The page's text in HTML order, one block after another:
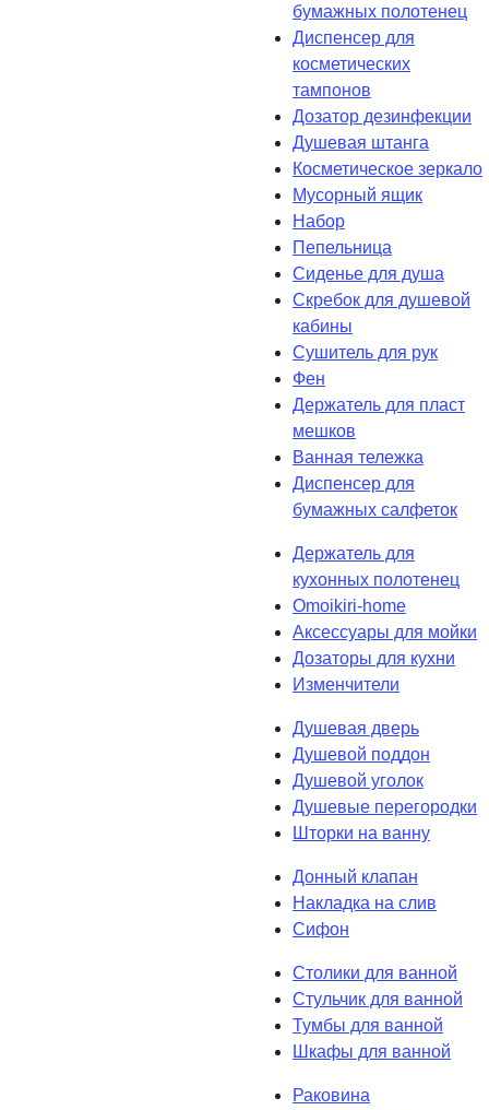
бумажных полотенец
Диспенсер для
косметических
тампонов
Дозатор дезинфекции
Душевая штанга
Косметическое зеркало
Мусорный ящик
Набор
Пепельница
Сиденье для душа
Скребок для душевой
кабины
Сушитель для рук
Фен
Держатель для пласт
мешков
Ванная тележка
Диспенсер для
бумажных салфеток
Держатель для
кухонных полотенец
Omoikiri-home
Аксессуары для мойки
Дозаторы для кухни
Изменчители
Душевая дверь
Душевой поддон
Душевой уголок
Душевые перегородки
Шторки на ванну
Донный клапан
Накладка на слив
Сифон
Столики для ванной
Стульчик для ванной
Тумбы для ванной
Шкафы для ванной
Раковина